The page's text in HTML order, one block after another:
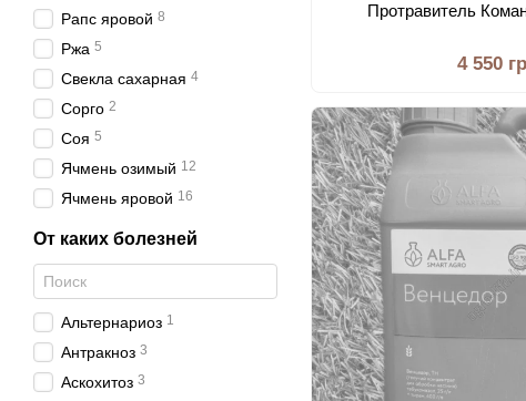
Протравитель
4 550
Рапс яровой 8
Ржа 5
Свекла сахарная 4
Сорго 2
Соя 5
Ячмень озимый 12
Ячмень яровой 16
От каких болезней
Альтернариоз 1
Антракноз 3
Аскохитоз 3